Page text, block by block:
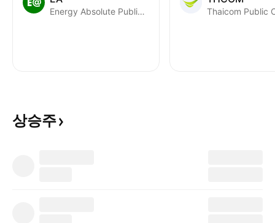
석에 근거하여 내릴 것입니다. 또한,
저는 계산에 레버리지를 사용하지
Energy Absolute Public Co. Ltd. Thaicom Public
상승주